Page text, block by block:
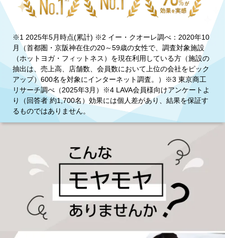
※1 2025年5月時点(累計) ※2 イー・クオーレ調べ：2020年10
月（首都圏・京阪神在住の20～59歳の女性で、調査対象施設
（ホットヨガ・フィットネス）を現在利用している方（施設の
抽出は、売上高、店舗数、会員数において上位の会社をピック
アップ）600名を対象にインターネット調査。）※3 東京商工
リサーチ調べ（2025年3月）※4 LAVA会員様向けアンケートよ
り（回答者 約1,700名）効果には個人差があり、結果を保証す
るものではありません。